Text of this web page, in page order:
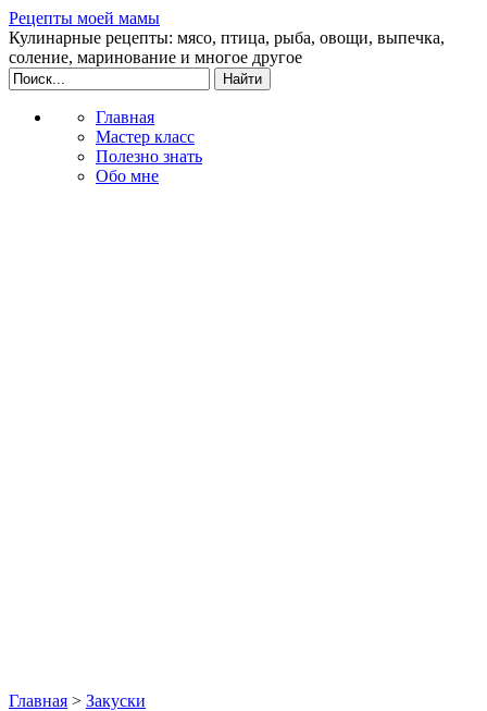
Рецепты моей мамы
Кулинарные рецепты: мясо, птица, рыба, овощи, выпечка,
соление, маринование и многое другое
Главная
Мастер класс
Полезно знать
Обо мне
Главная > Закуски